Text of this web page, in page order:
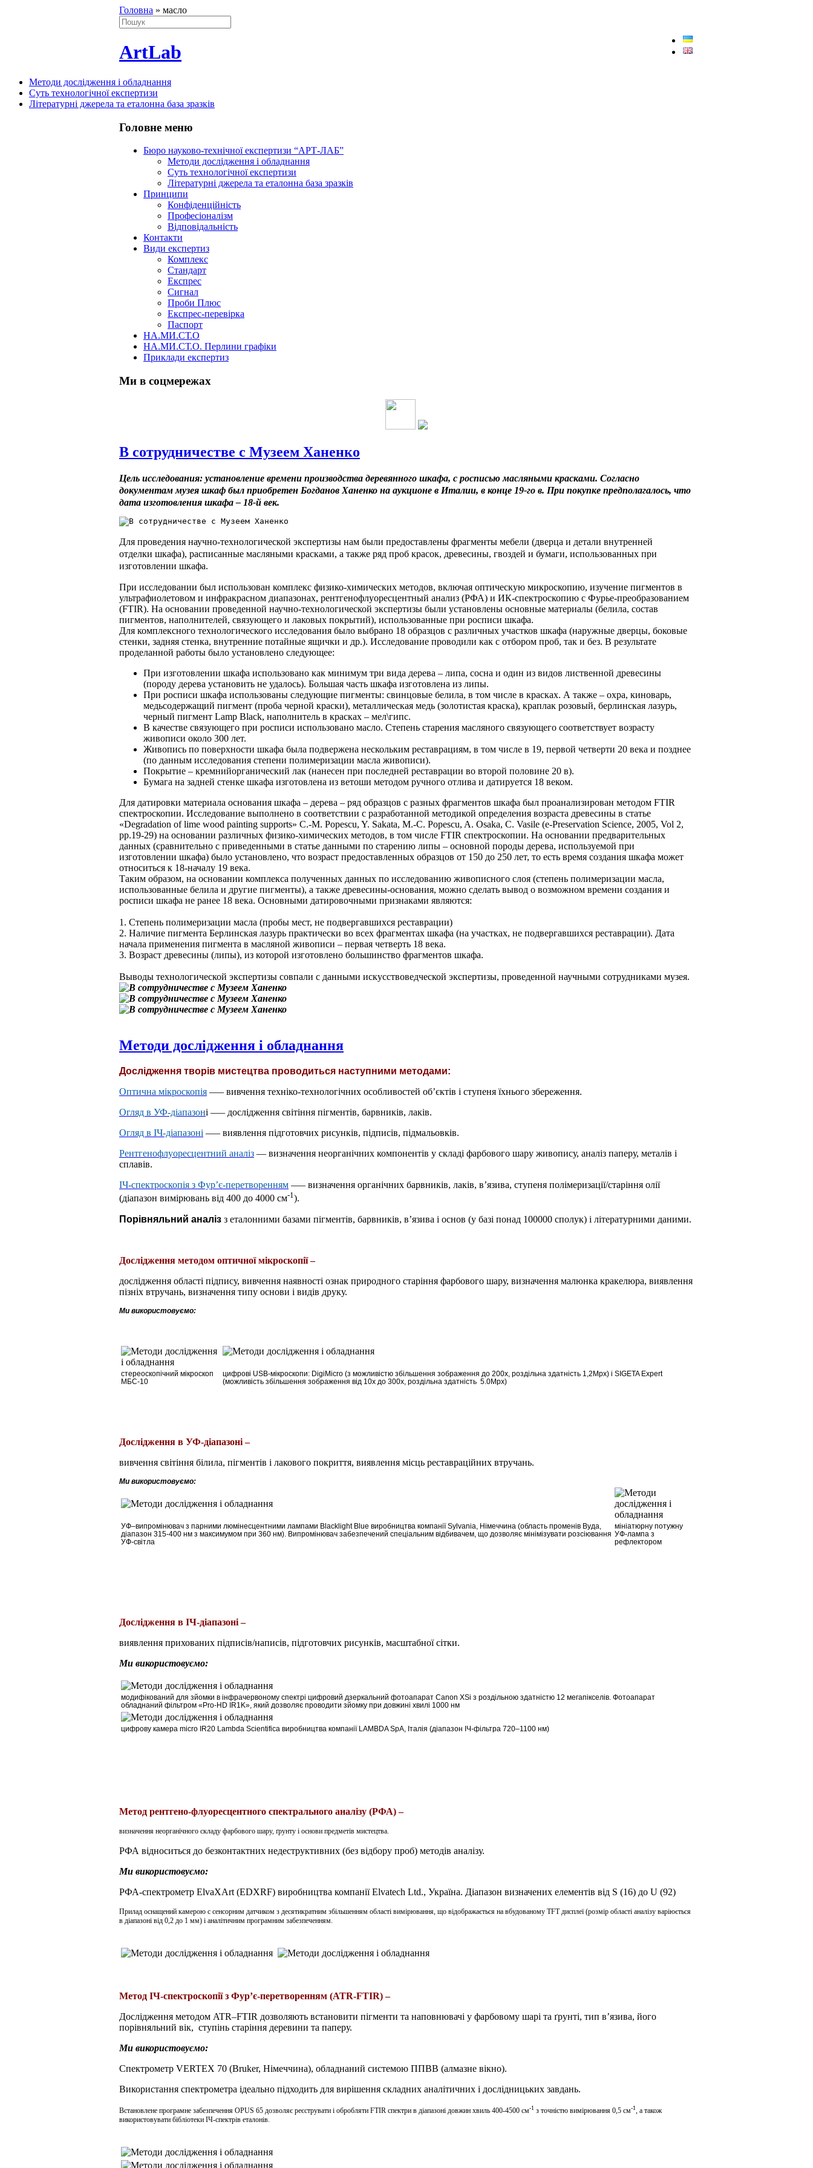
Головна » масло
ArtLab
Методи дослідження і обладнання
Суть технологічної експертизи
Літературні джерела та еталонна база зразків
Головне меню
Бюро науково-технічної експертизи “АРТ-ЛАБ”
Методи дослідження і обладнання
Суть технологічної експертизи
Літературні джерела та еталонна база зразків
Принципи
Конфіденційність
Професіоналізм
Відповідальність
Контакти
Види експертиз
Комплекс
Стандарт
Експрес
Сигнал
Проби Плюс
Експрес-перевірка
Паспорт
НА.МИ.СТ.О
НА.МИ.СТ.О. Перлини графіки
Приклади експертиз
Ми в соцмережах
Skip
to
В сотрудничестве с Музеем Ханенко
Цель исследования: установление времени производства деревянного шкафа, с росписью масляными красками. Согласно
документам музея шкаф был приобретен Богданов Ханенко на аукционе в Италии, в конце 19-го в. При покупке предполагалось, что
дата изготовления шкафа – 18-й век.
Для проведения научно-технологической экспертизы нам были предоставлены фрагменты мебели (дверца и детали внутренней
отделки шкафа), расписанные масляными красками, а также ряд проб красок, древесины, гвоздей и бумаги, использованных при
изготовлении шкафа.
При исследовании был использован комплекс физико-химических методов, включая оптическую микроскопию, изучение пигментов в
ультрафиолетовом и инфракрасном диапазонах, рентгенофлуоресцентный анализ (РФА) и ИК-спектроскопию с Фурье-преобразованием
(FTIR). На основании проведенной научно-технологической экспертизы были установлены основные материалы (белила, состав
пигментов, наполнителей, связующего и лаковых покрытий), использованные при росписи шкафа.
Для комплексного технологического исследования было выбрано 18 образцов с различных участков шкафа (наружные дверцы, боковые
стенки, задняя стенка, внутренние потайные ящички и др.). Исследование проводили как с отбором проб, так и без. В результате
проделанной работы было установлено следующее:
При изготовлении шкафа использовано как минимум три вида дерева – липа, сосна и один из видов лиственной древесины
(породу дерева установить не удалось). Большая часть шкафа изготовлена из липы.
При росписи шкафа использованы следующие пигменты: свинцовые белила, в том числе в красках. А также – охра, киноварь,
медьсодержащий пигмент (проба черной краски), металлическая медь (золотистая краска), краплак розовый, берлинская лазурь,
черный пигмент Lamp Black, наполнитель в красках – мел\гипс.
В качестве связующего при росписи использовано масло. Степень старения масляного связующего соответствует возрасту
живописи около 300 лет.
Живопись по поверхности шкафа была подвержена нескольким реставрациям, в том числе в 19, первой четверти 20 века и позднее
(по данным исследования степени полимеризации масла живописи).
Покрытие – кремнийорганический лак (нанесен при последней реставрации во второй половине 20 в).
Бумага на задней стенке шкафа изготовлена из ветоши методом ручного отлива и датируется 18 веком.
Для датировки материала основания шкафа – дерева – ряд образцов с разных фрагментов шкафа был проанализирован методом FTIR
спектроскопии. Исследование выполнено в соответствии с разработанной методикой определения возраста древесины в статье
«Degradation of lime wood painting supports» C.-M. Popescu, Y. Sakata, M.-C. Popescu, A. Osaka, C. Vasile (е-Preservation Science, 2005, Vol 2,
pp.19-29) на основании различных физико-химических методов, в том числе FTIR спектроскопии. На основании предварительных
данных (сравнительно c приведенными в статье данными по старению липы – основной породы дерева, используемой при
изготовлении шкафа) было установлено, что возраст предоставленных образцов от 150 до 250 лет, то есть время создания шкафа может
относиться к 18-началу 19 века.
Таким образом, на основании комплекса полученных данных по исследованию живописного слоя (степень полимеризации масла,
использованные белила и другие пигменты), а также древесины-основания, можно сделать вывод о возможном времени создания и
росписи шкафа не ранее 18 века. Основными датировочными признаками являются:
1. Степень полимеризации масла (пробы мест, не подвергавшихся реставрации)
2. Наличие пигмента Берлинская лазурь практически во всех фрагментах шкафа (на участках, не подвергавшихся реставрации). Дата
начала применения пигмента в масляной живописи – первая четверть 18 века.
3. Возраст древесины (липы), из которой изготовлено большинство фрагментов шкафа.
Выводы технологической экспертизы совпали с данными искусствоведческой экспертизы, проведенной научными сотрудниками музея.
Методи дослідження і обладнання
Дослідження творів мистецтва проводиться наступними методами:
Оптична мікроскопія —– вивчення техніко-технологічних особливостей об’єктів і ступеня їхнього збереження.
Огляд в УФ-діапазоні —– дослідження світіння пігментів, барвників, лаків.
Огляд в ІЧ-діапазоні —– виявлення підготовчих рисунків, підписів, підмальовків.
Рентгенофлуоресцентний аналіз — визначення неорганічних компонентів у складі фарбового шару живопису, аналіз паперу, металів і
сплавів.
ІЧ-спектроскопія з Фур’є-перетворенням —– визначення органічних барвників, лаків, в’язива, ступеня полімеризації/старіння олії
(діапазон вимірювань від 400 до 4000 см-1).
Порівняльний аналіз з еталонними базами пігментів, барвників, в’язива і основ (у базі понад 100000 сполук) і літературними даними.
Дослідження методом оптичної мікроскопії –
дослідження області підпису, вивчення наявності ознак природного старіння фарбового шару, визначення малюнка кракелюра, виявлення
пізніх втручань, визначення типу основи і видів друку.
Ми використовуємо:
стереоскопічний мікроскоп
МБС-10
цифрові USB-мікроскопи: DigiMicro (з можливістю збільшення зображення до 200х, роздільна здатність 1,2Mpx) і SIGETA Expert
(можливість збільшення зображення від 10х до 300x, роздільна здатність 5.0Mpx)
Дослідження в УФ-діапазоні –
вивчення світіння білила, пігментів і лакового покриття, виявлення місць реставраційних втручань.
Ми використовуємо:
УФ–випромінювач з парними люмінесцентними лампами Blacklight Blue виробництва компанії Sylvania, Німеччина (область променів Вуда,
діапазон 315-400 нм з максимумом при 360 нм). Випромінювач забезпечений спеціальним відбивачем, що дозволяє мінімізувати розсіювання
УФ-світла
мініатюрну потужну
УФ-лампа з
рефлектором
Дослідження в ІЧ-діапазоні–
виявлення прихованих підписів/написів, підготовчих рисунків, масштабної сітки.
Ми використовуємо:
модифікований для зйомки в інфрачервоному спектрі цифровий дзеркальний фотоапарат Canon XSi з роздільною здатністю 12 мегапікселів. Фотоапарат
обладнаний фільтром «Pro-HD IR1K» , який дозволяє проводити зйомку при довжині хвилі 1000 нм
цифрову камера micro IR20 Lambda Scientifica виробництва компанії LAMBDA SpA , Італія (діапазон ІЧ-фільтра 720–1100 нм)
Метод рентгено-флуоресцентного спектрального аналізу (РФА) –
визначення неорганічного складу фарбового шару, ґрунту і основи предметів мистецтва.
РФА відноситься до безконтактних недеструктивних (без відбору проб) методів аналізу.
Ми використовуємо:
РФА-спектрометр ElvaXArt (EDXRF) виробництва компанії Elvatech Ltd., Україна. Діапазон визначених елементів від S (16) до U (92)
Прилад оснащений камерою c сенсорним датчиком з десятикратним збільшенням області вимірювання, що відображається на вбудованому TFTдисплеї (розмір області аналізу варіюється
в діапазоні від 0,2 до 1 мм) і аналітичним програмним забезпеченням.
Метод ІЧ-спектроскопії з Фур’є-перетворенням (ATR-FTIR) –
Дослідження методом ATR–FTIR дозволяють встановити пігменти та наповнювачі у фарбовому шарі та ґрунті, тип в’язива, його
порівняльний вік, ступінь старіння деревини та паперу.
Ми використовуємо:
Спектрометр VERTEX 70 (Bruker, Німеччина), обладнаний системою ППВВ (алмазне вікно).
Використання спектрометра ідеально підходить для вирішення складних аналітичних і дослідницьких завдань.
Встановлене програмне забезпечення OPUS 65 дозволяє реєструвати і обробляти FTIR спектри в діапазоні довжин хвиль 400-4500 см-1 з точністю вимірювання 0,5 см-1
, а також
використовувати бібліотеки ІЧ-спектрів еталонів.